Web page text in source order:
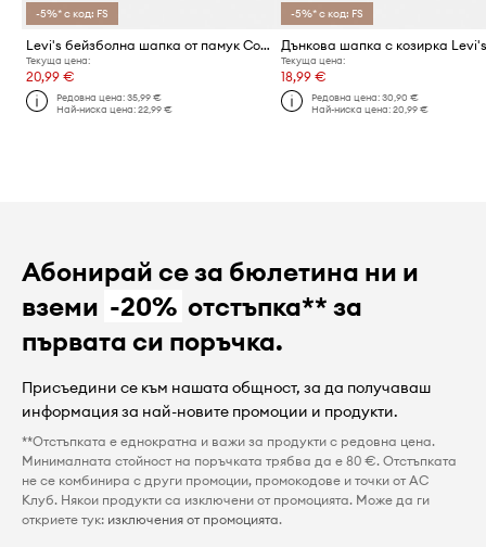
-5%* с код: FS
Levi's бейзболна шапка от памук Coated x PRIDE
Текуща цена:
20,99 €
Редовна цена:35,99 €
Най-ниска цена:22,99 €
-5%* с код: FS
Текуща цена:
18,99 €
Редовна цена: 30,90 €
Най-ниска цена: 20,99 €
Абонирай се за бюлетина ни и
вземи -20% отстъпка** за
първата си поръчка.
Присъедини се към нашата общност, за да получаваш
информация за най-новите промоции и продукти.
**Отстъпката е еднократна и важи за продукти с редовна цена.
Минималната стойност на поръчката трябва да е 80 €. Отстъпката
не се комбинира с други промоции, промокодове и точки от AC
Клуб. Някои продукти са изключени от промоцията. Може да ги
откриете тук: изключения от промоцията.